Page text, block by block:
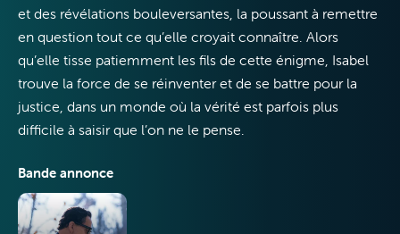
VOO & Orange
et des révélations bouleversantes, la poussant à remettre
en question tout ce qu’elle croyait connaître. Alors
qu’elle tisse patiemment les fils de cette énigme, Isabel
trouve la force de se réinventer et de se battre pour la
justice, dans un monde où la vérité est parfois plus
difficile à saisir que l’on ne le pense.
Bande annonce